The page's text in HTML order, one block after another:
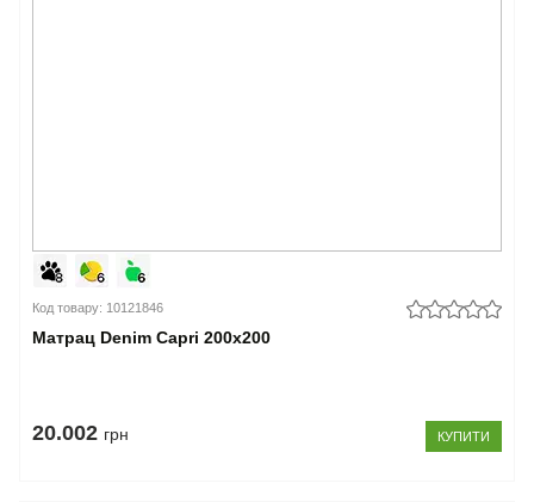
Код товару: 10121846
Матрац Denim Capri 200x200
20.002 грн КУПИТИ